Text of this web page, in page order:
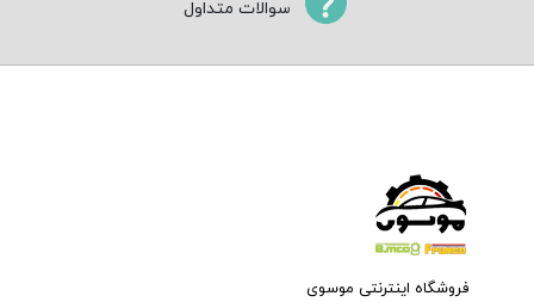
سوالات متداول
فروشگاه اینترنتی موسوی